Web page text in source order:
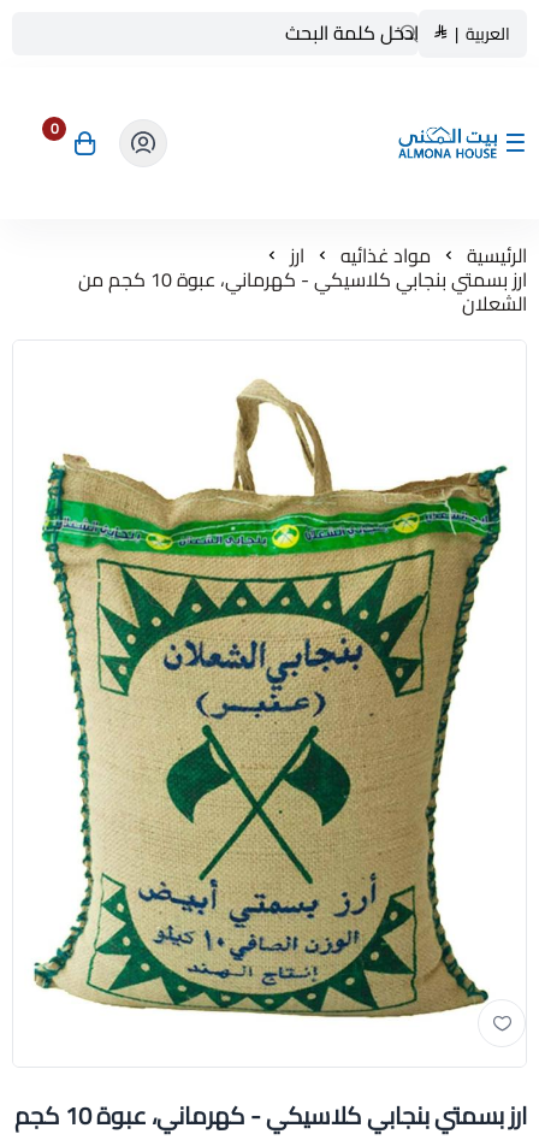
العربية |
بيت المنى ALMONA HOUSE
0
الرئيسية مواد غذائيه ارز
ارز بسمتي بنجابي كلاسيكي - كهرماني، عبوة 10 كجم من
الشعلان
ارز بسمتي بنجابي كلاسيكي - كهرماني، عبوة 10 كجم